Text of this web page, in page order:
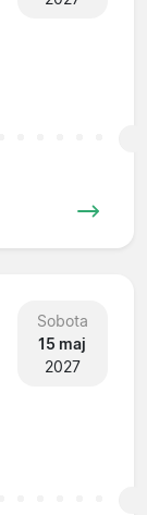
Sobota
15 maj
2027